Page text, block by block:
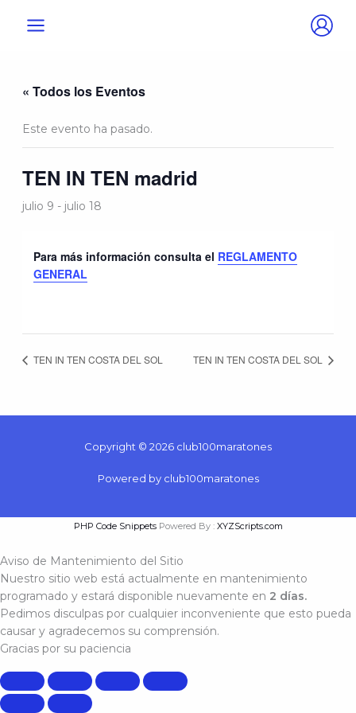
« Todos los Eventos
Este evento ha pasado.
TEN IN TEN madrid
julio 9 - julio 18
Para más información consulta el REGLAMENTO
GENERAL
TEN IN TEN COSTA DEL SOL TEN IN TEN COSTA DEL SOL
Copyright © 2026 club100maratones
Powered by club100maratones
PHP Code SnippetsPowered By : XYZScripts.com
Aviso de Mantenimiento del Sitio
Nuestro sitio web está actualmente en mantenimiento
programado y estará disponible nuevamente en 2 días.
Pedimos disculpas por cualquier inconveniente que esto pueda
causar y agradecemos su comprensión.
Gracias por su paciencia